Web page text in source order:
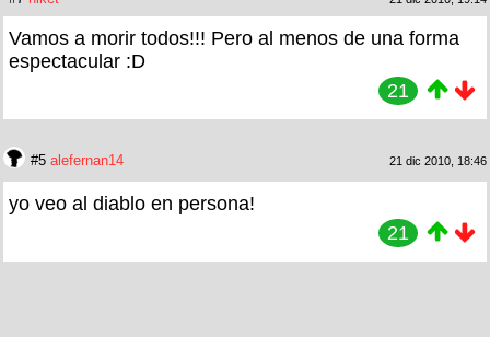
Vamos a morir todos!!! Pero al menos de una forma
espectacular :D
21
#5 alefernan14 21 dic 2010, 18:46
yo veo al diablo en persona!
21